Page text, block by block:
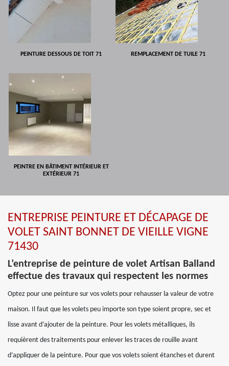
PEINTURE DESSOUS DE TOIT 71 REMPLACEMENT DE TUILE 71
PEINTRE EN BÂTIMENT INTÉRIEUR ET
EXTÉRIEUR 71
ENTREPRISE PEINTURE ET DÉCAPAGE DE
VOLET SAINT BONNET DE VIEILLE VIGNE
71430
L’entreprise de peinture de volet Artisan Balland
effectue des travaux qui respectent les normes
Optez pour une peinture sur vos volets pour rehausser la valeur de votre
maison. Il faut que les volets peu importe son type soient propre, sec et
lisse avant d’ajouter de la peinture. Pour les volets métalliques, ils
requièrent des traitements pour enlever les traces de rouille avant
d’appliquer de la peinture. Pour que vos volets soient étanches et durent